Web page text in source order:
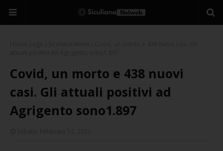
Covid, un morto e 438 nuovi
casi. Gli attuali positivi ad
Agrigento sono1.897